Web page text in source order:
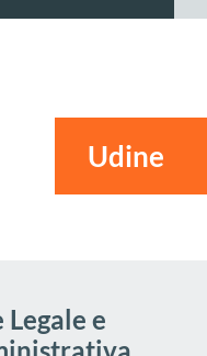
Legale e